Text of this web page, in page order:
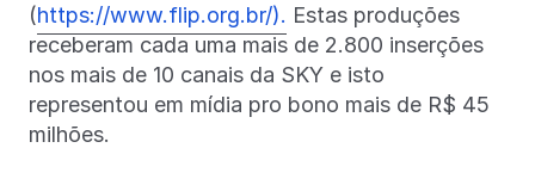
(https://www.flip.org.br/). Estas produções
receberam cada uma mais de 2.800 inserções
nos mais de 10 canais da SKY e isto
representou em mídia pro bono mais de R$ 45
milhões.